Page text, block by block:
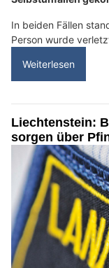
In beiden Fällen
Person wurde
Weiterlesen
Liechtenstein:
sorgen über